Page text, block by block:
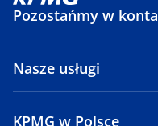
Pozostańmy w
Nasze usługi
KPMG w Polsce